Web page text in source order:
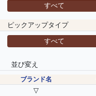
すべて
ピックアップタイプ
すべて
並び変え
ブランド名
▽